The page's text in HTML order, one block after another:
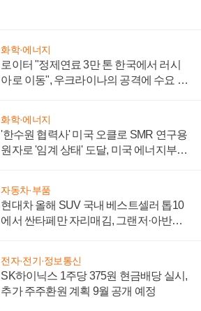
화학·에너지
로이터 "정제연료 3만 톤 한국에서 러시
아로 이동", 우크라이나의 공격에 수요 늘
화학·에너지
'한수원 협력사' 미국 오클로 SMR 연구용
원자로 '임계 상태' 도달, 미국 에너지부
자동차·부품
현대차 올해 SUV 국내 베스트셀러 톱10
에서 싼타페만 자리매김, 그랜저·아반떼
전자·전기·정보통신
SK하이닉스 1주당 375원 현금배당 실시,
추가 주주환원 계획 9월 공개 예정